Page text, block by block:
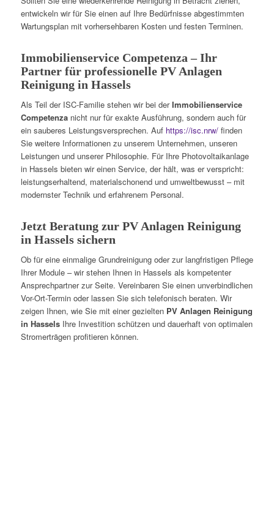
entwickeln wir für Sie einen auf Ihre Bedürfnisse abgestimmten
Wartungsplan mit vorhersehbaren Kosten und festen Terminen.
Immobilienservice Competenza – Ihr
Partner für professionelle PV Anlagen
Reinigung in Hassels
Als Teil der ISC-Familie stehen wir bei derImmobilienservice
Competenzanicht nur für exakte Ausführung, sondern auch für
ein sauberes Leistungsversprechen. Auf https://isc.nrw/finden
Sie weitere Informationen zu unserem Unternehmen, unseren
Leistungen und unserer Philosophie. Für Ihre Photovoltaikanlage
in Hassels bieten wir einen Service, der hält, was er verspricht:
leistungserhaltend, materialschonend und umweltbewusst – mit
modernster Technik und erfahrenem Personal.
Jetzt Beratung zur PV Anlagen Reinigung
in Hassels sichern
Ob für eine einmalige Grundreinigung oder zur langfristigen Pflege
Ihrer Module – wir stehen Ihnen in Hassels als kompetenter
Ansprechpartner zur Seite. Vereinbaren Sie einen unverbindlichen
Vor-Ort-Termin oder lassen Sie sich telefonisch beraten. Wir
zeigen Ihnen, wie Sie mit einer gezielten PV Anlagen Reinigung
in HasselsIhre Investition schützen und dauerhaft von optimalen
Stromerträgen profitieren können.